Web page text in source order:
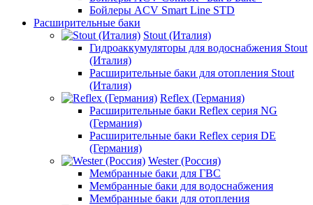
Бойлеры ACV Smart Line STD
Расширительные баки
Stout (Италия)
Гидроаккумуляторы для водоснабжения Stout
(Италия)
Расширительные баки для отопления Stout
(Италия)
Reflex (Германия)
Расширительные баки Reflex серия NG
(Германия)
Расширительные баки Reflex серия DE
(Германия)
Wester (Россия)
Мембранные баки для ГВС
Мембранные баки для водоснабжения
Мембранные баки для отопления